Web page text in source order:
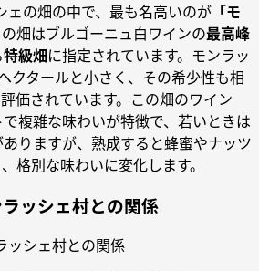
ェの畑の中で、最も名高いのが 「モ
畑はブルゴーニュ白ワインの最高峰
特級畑に指定されています。モンラッ
クタールと小さく、その希少性も相
価されています。この畑のワイン
複雑な味わいが特徴で、若いときは
りますが、熟成すると蜂蜜やナッツ
格別な味わいに変化します。
ラッシェ村との関係